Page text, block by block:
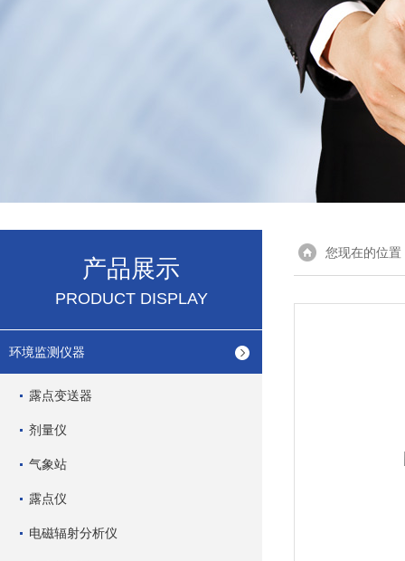
产品展示
PRODUCT DISPLAY
环境监测仪器
露点变送器
剂量仪
气象站
露点仪
电磁辐射分析仪
您现在的位置